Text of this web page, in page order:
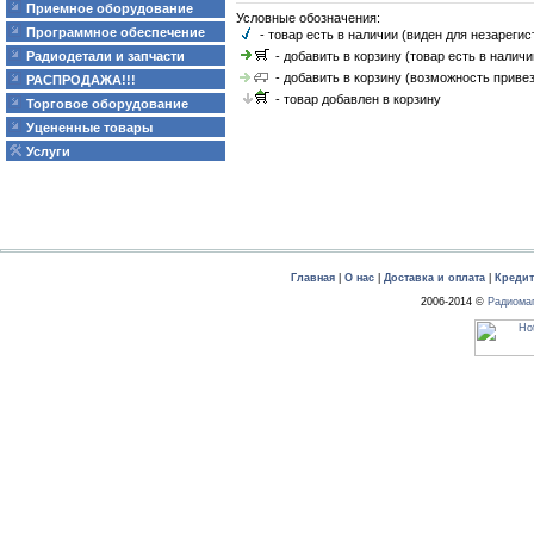
Приемное оборудование
Программное обеспечение
Радиодетали и запчасти
РАСПРОДАЖА!!!
Торговое оборудование
Уцененные товары
Услуги
Условные обозначения:
- товар есть в наличии (виден для
- добавить в корзину (товар есть в
- добавить в корзину (возможность
- товар добавлен в корзину
Главная О нас Доставка и оплата
2006-2014 ©